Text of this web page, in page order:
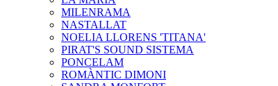
MILENRAMA
NASTALLAT
NOELIA LLORENS 'TITANA'
PIRAT'S SOUND SISTEMA
PONCELAM
ROMÀNTIC DIMONI